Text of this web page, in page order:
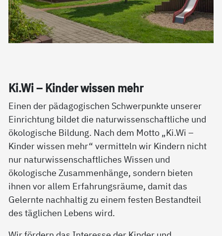
Ki.Wi – Kin­der wis­sen mehr
Einen der pädagogischen Schwerpunkte unserer
Einrichtung bildet die naturwissenschaftliche und
ökologische Bildung. Nach dem Motto „Ki.Wi –
Kinder wissen mehr“ vermitteln wir Kindern nicht
nur naturwissenschaftliches Wissen und
ökologische Zusammenhänge, sondern bieten
ihnen vor allem Erfahrungsräume, damit das
Gelernte nachhaltig zu einem festen Bestandteil
des täglichen Lebens wird.